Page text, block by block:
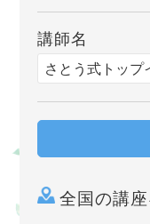
講師名
全国の講